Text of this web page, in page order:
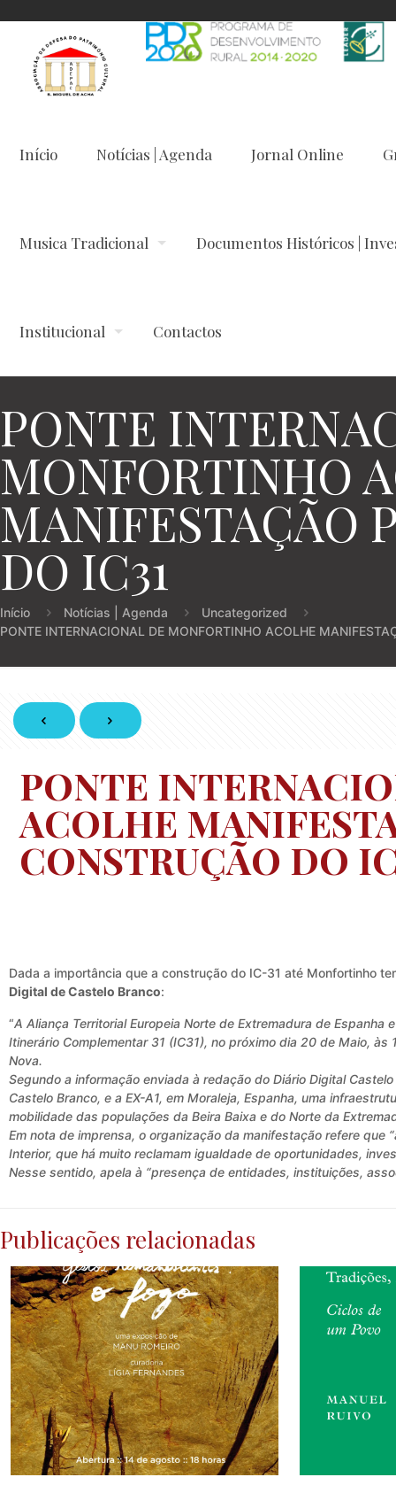
Início Notícias | Agenda Jornal Online
Musica Tradicional Documentos Históricos |
Institucional Contactos
PONTE
MONFORTINHO
MANIFESTAÇÃO
DO IC31
Início Notícias | Agenda
Uncategorized
PONTE INTERNACIONAL DE MONFORTINHO ACOLHE
PONTE
ACOLHE
CONSTRUÇÃO DO
Dada a importância que a construção do IC-31 até Monfortinho
Digital de Castelo Branco:
“A Aliança Territorial Europeia Norte de Extremadura de
Itinerário Complementar 31 (IC31), no próximo dia 20 de Maio,
Nova.
Segundo a informação enviada à redação do Diário Digital
Castelo Branco, e a EX-A1, em Moraleja, Espanha, uma
mobilidade das populações da Beira Baixa e do Norte da
Em nota de imprensa, o organização da manifestação refere
Interior, que há muito reclamam igualdade de oportunidades,
Nesse sentido, apela à “presença de entidades, instituições,
Publicações relacionadas